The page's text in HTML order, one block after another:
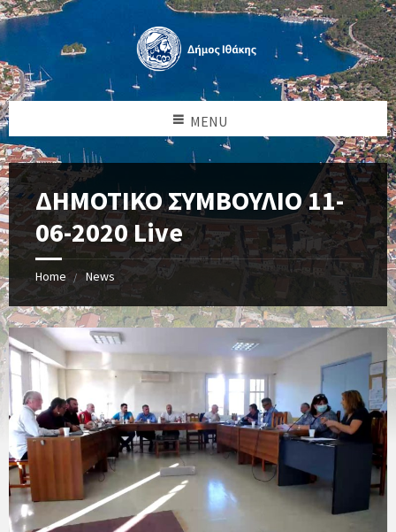
MENU
ΔΗΜΟΤΙΚΟ ΣΥΜΒΟΥΛΙΟ 11-
06-2020 Live
Home News